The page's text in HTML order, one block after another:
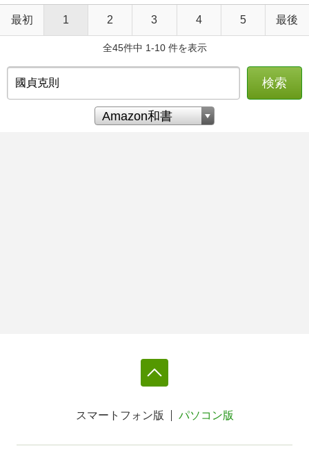
最初 1 2 3 4 5 最後
全45件中 1-10 件を表示
検索
スマートフォン版 パソコン版